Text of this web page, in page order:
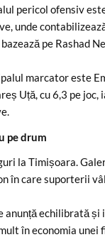
pericol ofensiv
unde
pe Rashad
marcator este
Uță, cu 6,3 pe
pe drum
la Timișoara.
în care suporterii
echilibrată și
în economia unei